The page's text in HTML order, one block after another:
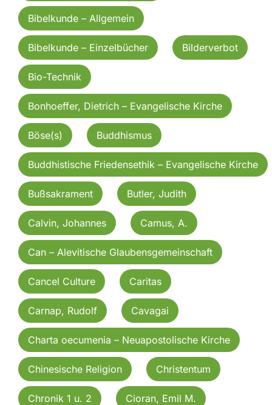
Bibelkunde – Allgemein
Bibelkunde – Einzelbücher Bilderverbot
Bio-Technik
Bonhoeffer, Dietrich – Evangelische Kirche
Böse(s) Buddhismus
Buddhistische Friedensethik – Evangelische Kirche
Bußsakrament Butler, Judith
Calvin, Johannes Camus, A.
Can – Alevitische Glaubensgemeinschaft
Cancel Culture Caritas
Carnap, Rudolf Cavagai
Charta oecumenia – Neuapostolische Kirche
Chinesische Religion Christentum
Chronik 1 u. 2 Cioran, Emil M.